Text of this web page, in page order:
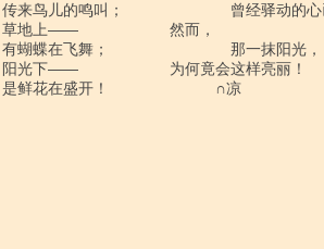
；　　　　　　　曾经驿动的心已
　　　　　然而，
；　　　　　　　　那一抹阳光，
　　　　为何竟会这样亮丽！
！　　　　　　　∩凉